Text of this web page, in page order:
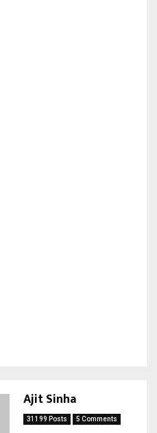
Ajit Sinha
31199 Posts 5 Comments